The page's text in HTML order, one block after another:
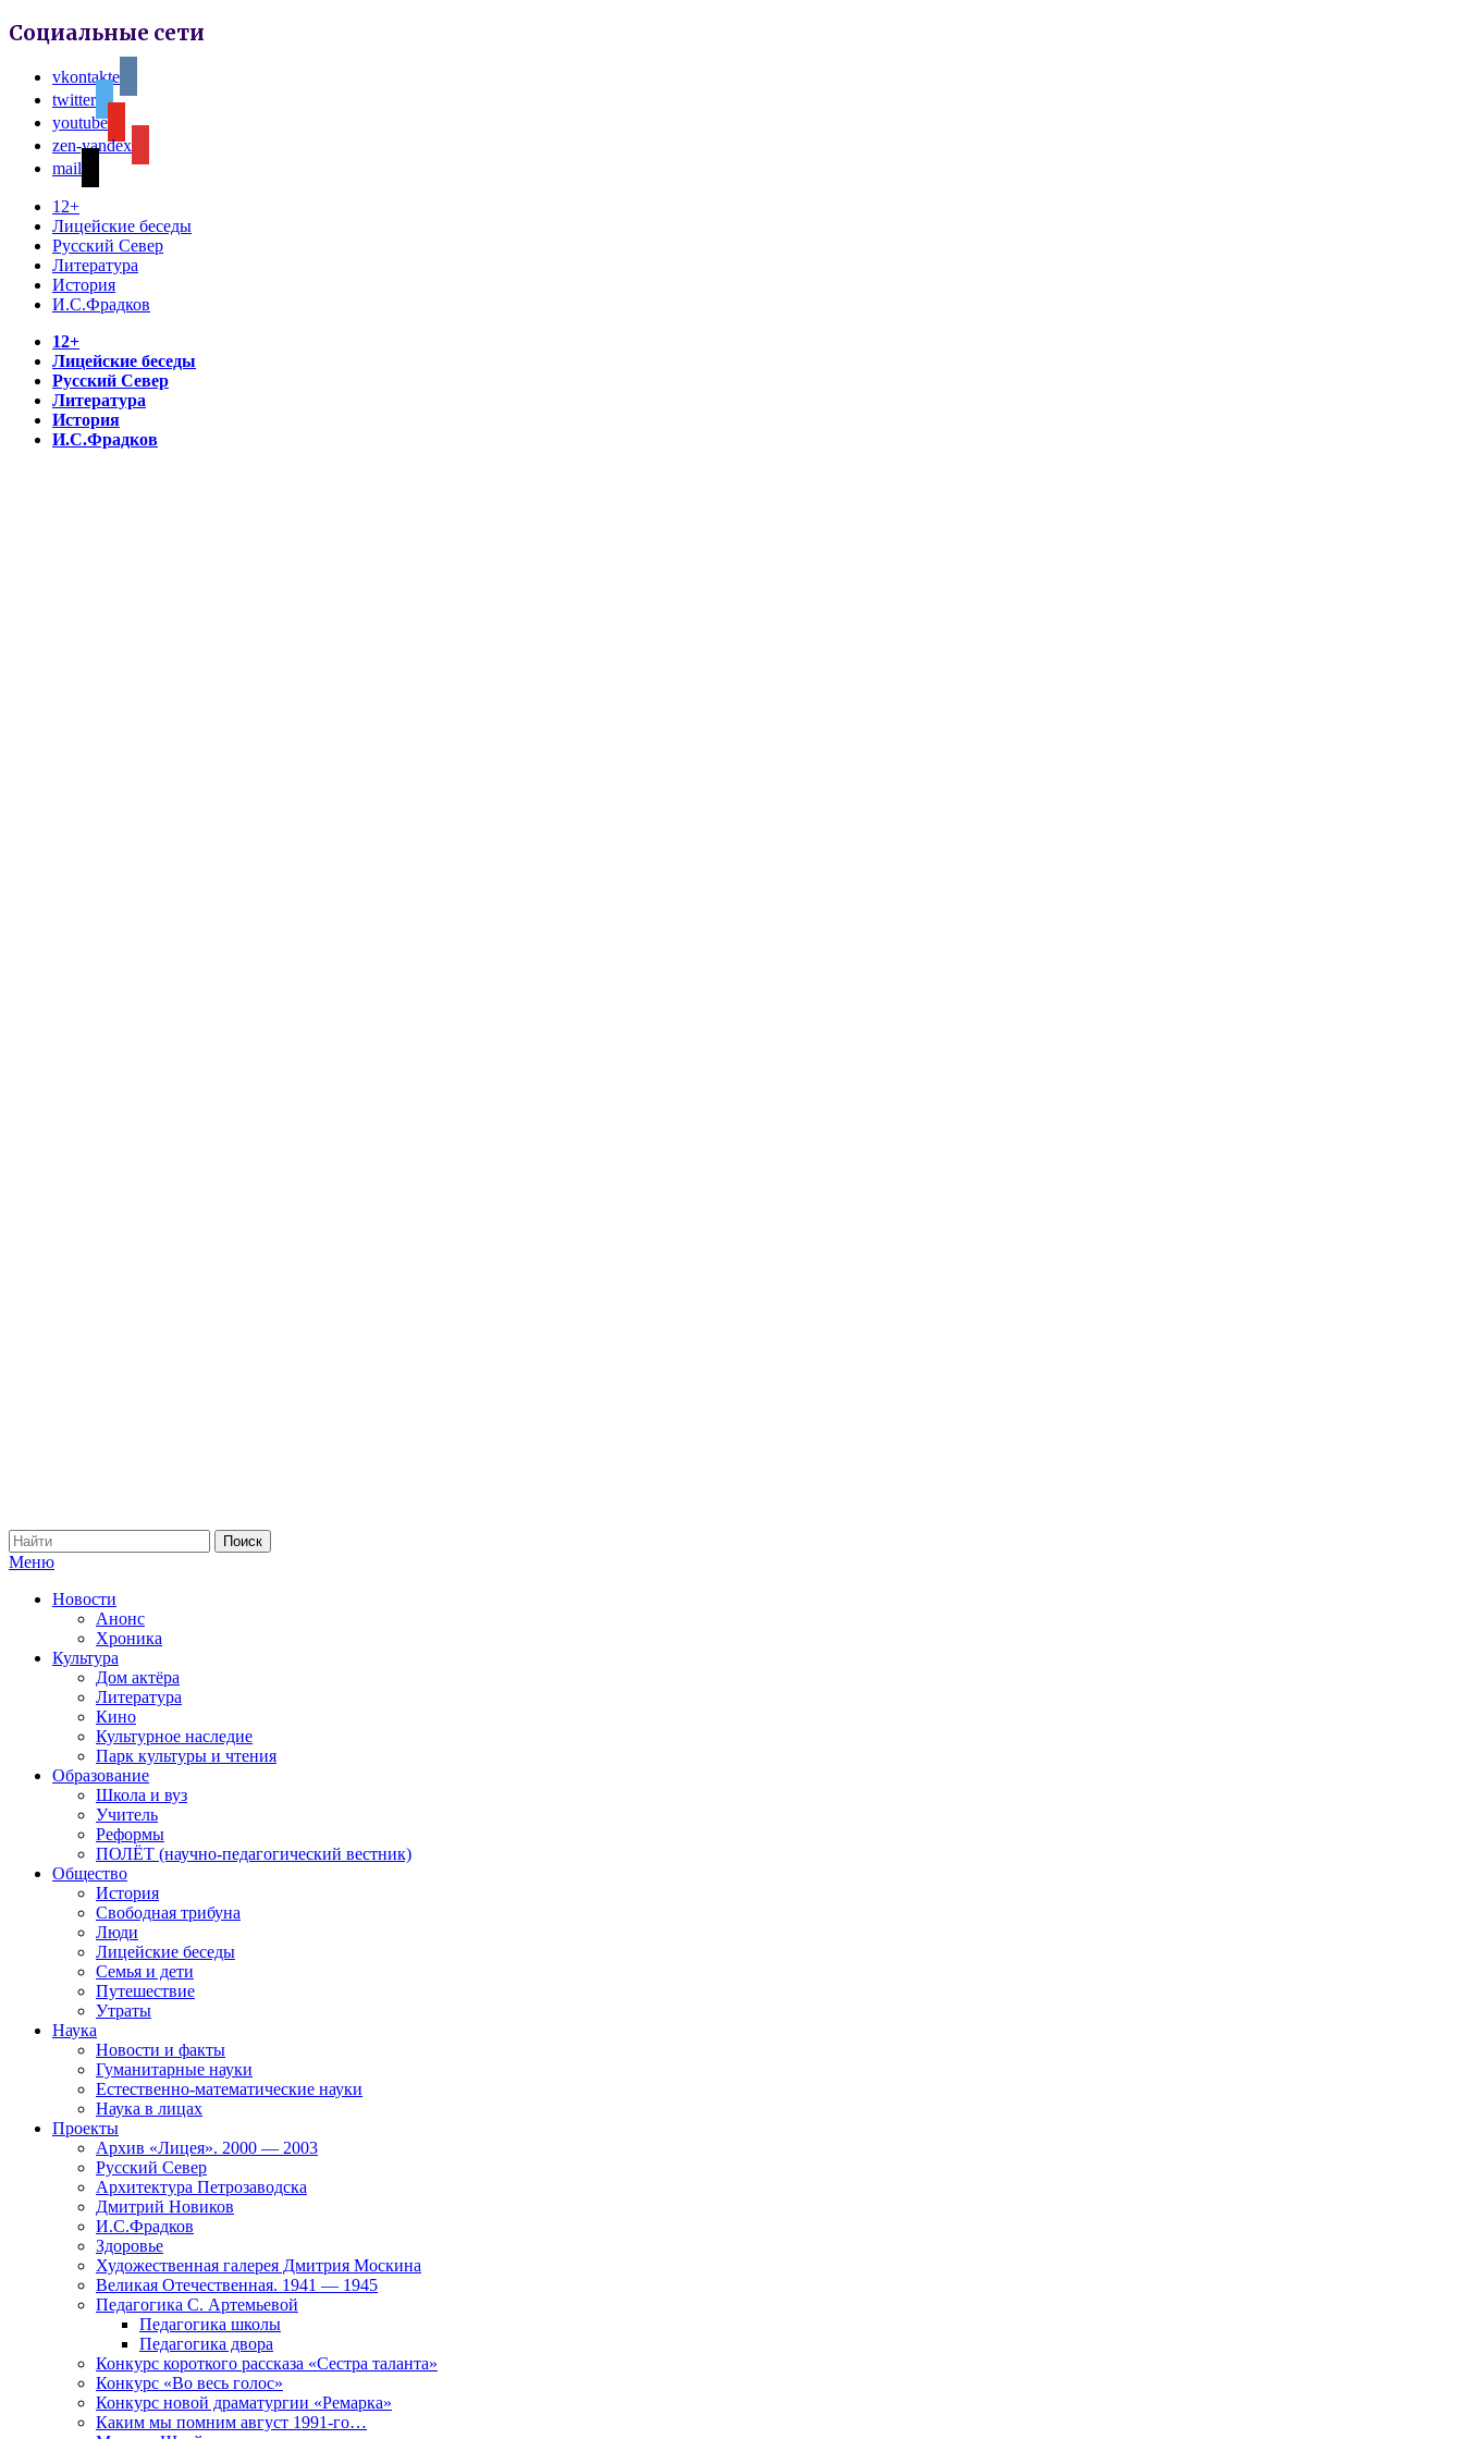
Социальные сети
vkontakte
twitter
youtube
zen-yandex
mail
12+
Лицейские беседы
Русский Север
Литература
История
И.С.Фрадков
12+
Лицейские беседы
Русский Север
Литература
История
И.С.Фрадков
Меню
Новости
Анонс
Хроника
Культура
Дом актёра
Литература
Кино
Культурное наследие
Парк культуры и чтения
Образование
Школа и вуз
Учитель
Реформы
ПОЛЁТ (научно-педагогический вестник)
Общество
История
Свободная трибуна
Люди
Лицейские беседы
Семья и дети
Путешествие
Утраты
Наука
Новости и факты
Гуманитарные науки
Естественно-математические науки
Наука в лицах
Проекты
Архив «Лицея». 2000 — 2003
Русский Север
Архитектура Петрозаводска
Дмитрий Новиков
И.С.Фрадков
Здоровье
Художественная галерея Дмитрия Москина
Великая Отечественная. 1941 — 1945
Педагогика С. Артемьевой
Педагогика школы
Педагогика двора
Конкурс короткого рассказа «Сестра таланта»
Конкурс «Во весь голос»
Конкурс новой драматургии «Ремарка»
Каким мы помним август 1991-го…